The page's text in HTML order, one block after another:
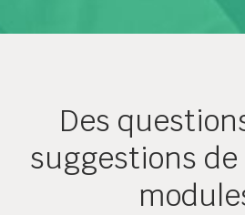
Des
suggestions